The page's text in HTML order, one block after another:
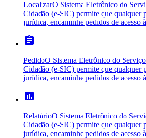
LocalizarO Sistema Eletrônico do
Cidadão (e-SIC) permite que qualquer
jurídica, encaminhe pedidos de acesso
assignment
PedidoO Sistema Eletrônico do
Cidadão (e-SIC) permite que qualquer
jurídica, encaminhe pedidos de acesso
poll
RelatórioO Sistema Eletrônico do
Cidadão (e-SIC) permite que qualquer
jurídica, encaminhe pedidos de acesso